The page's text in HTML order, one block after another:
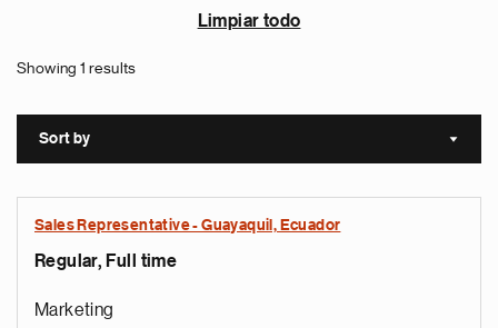
Limpiar todo
Showing 1 results
Sort by Sort
Sales Representative - Guayaquil, Ecuador
Regular, Full time
Marketing